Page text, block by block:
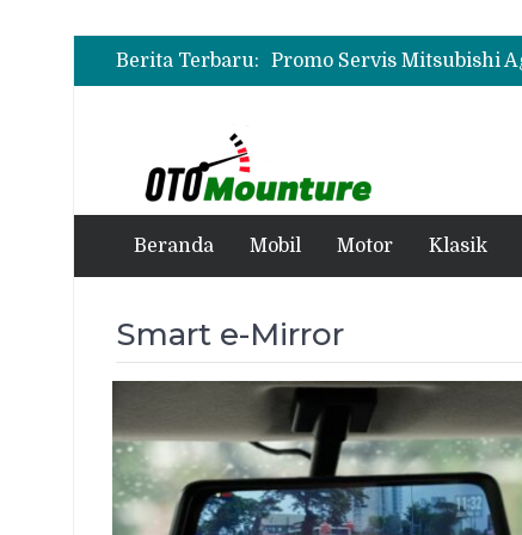
Berita Terbaru:
Beranda Mobil Motor Klasik
Smart e-Mirror